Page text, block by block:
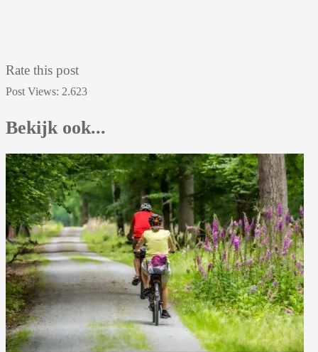
Rate this post
Post Views: 2.623
Bekijk ook...